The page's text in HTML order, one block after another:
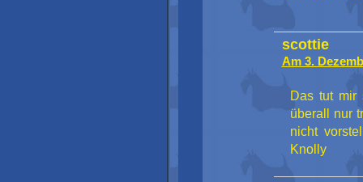
scottie
Am 3.
Das tut
überall nur
nicht
Knolly